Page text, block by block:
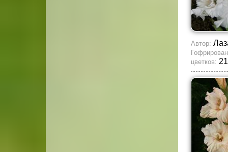
Автор:
цветков: